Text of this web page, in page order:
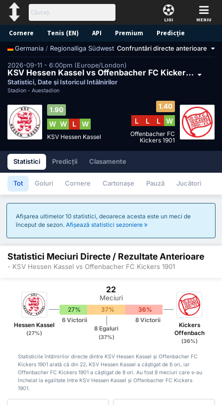
LIGI MENIU
Cornere Tenis (EN) API Premium Predicție
Germania / Regionalliga Südwest Confruntări directe anterioare
2026-09-11 - 6:00pm (Europe/London)
KSV Hessen Kassel vs Offenbacher FC Kickers 1901
Statistici, Date și Istoricul Întâlnirilor
Stadion - Auestadion
1.90
W W L W
KSV Hessen Kassel
1.40
L L L W
Offenbacher FC
Kickers 1901
Statistici Predicții Clasamente
Tot Goluri Cornere Cartonașe Pauză Jucători
Afișarea ultimelor 10 statistici, deoarece acesta este un meci de
început de sezon. Afișează statistici sezoniere
Statistici Meciuri Directe / Rezultate Anterioare
- KSV Hessen Kassel vs Offenbacher FC Kickers 1901
Hessen Kassel
(27%)
22
Meciuri
27% 37% 36%
6 Victorii
8 Egaluri
(37%)
8 Victorii
Kickers
Offenbach
(36%)
Statisticile întâlnirilor directe dintre KSV Hessen Kassel și Offenbacher FC
Kickers 1901 arată că din 22, KSV Hessen Kassel a câștigat de 6 ori, iar
Offenbacher FC Kickers 1901 a câștigat de 8 ori. Au fost 8 meciuri care s-au
încheiat la egalitate între KSV Hessen Kassel și Offenbacher FC Kickers
1901.